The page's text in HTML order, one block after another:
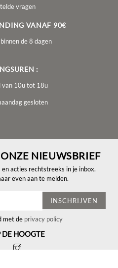
vragen
VANAF 90€
de 8 dagen
:
van 10u tot 18u
gesloten
NIEUWSBRIEF
acties rechtstreeks in je inbox.
even aan te melden.
INSCHRIJVEN
met de privacy policy
DE HOOGTE